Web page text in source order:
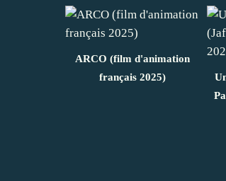
ARCO (film d'animation
français 2025)